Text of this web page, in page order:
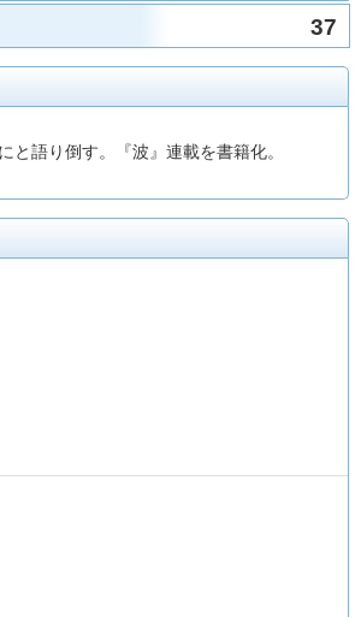
37
語り倒す。『波』連載を書籍化。